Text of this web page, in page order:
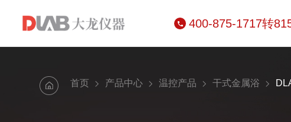
400-875-1717转
首页 产品中心 温控产品 干式金属浴